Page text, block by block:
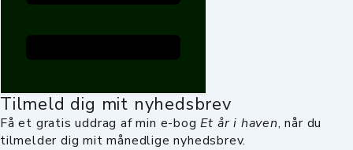
Tilmeld dig mit nyhedsbrev
Få et gratis uddrag af min e-bogEt år i haven, når du
tilmelder dig mit månedlige nyhedsbrev.